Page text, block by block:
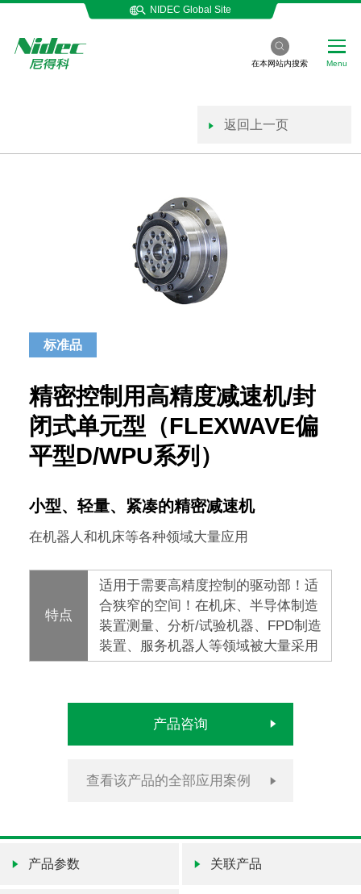
NIDEC Global Site
在本网站内搜索 Menu
返回上一页
标准品
精密控制用高精度减速机/封
闭式单元型（FLEXWAVE偏
平型D/WPU系列）
小型、轻量、紧凑的精密减速机
在机器人和机床等各种领域大量应用
特点
适用于需要高精度控制的驱动部！适
合狭窄的空间！在机床、半导体制造
装置测量、分析/试验机器、FPD制造
装置、服务机器人等领域被大量采用
产品咨询
查看该产品的全部应用案例
产品参数 关联产品